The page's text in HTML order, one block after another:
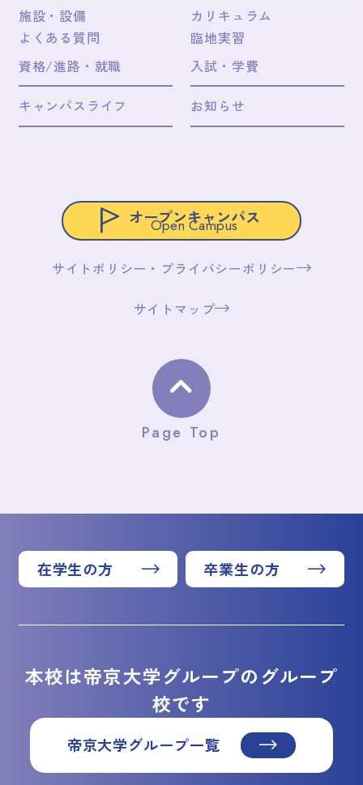
施設・設備
よくある質問
カリキュラム
臨地実習
資格/進路・就職
入試・学費
キャンパスライフ お知らせ
オープンキャンパス
Open Campus
サイトポリシー・プライバシーポリシー
サイトマップ
Page Top
在学生の方 卒業生の方
本校は帝京大学グループのグループ
校です
帝京大学グループ一覧